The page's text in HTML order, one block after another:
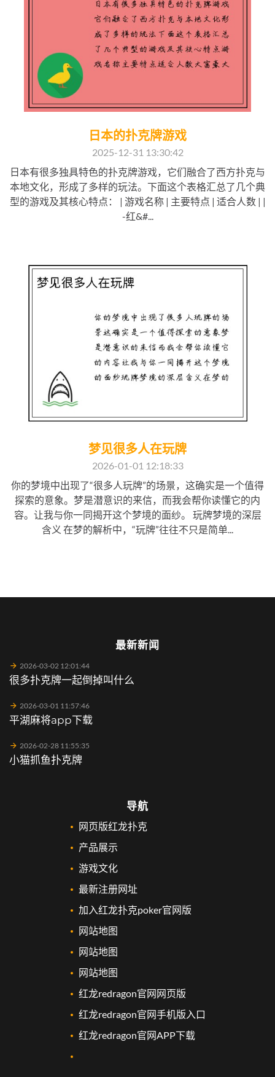
日本的扑克牌游戏
2025-12-31 13:30:42
日本有很多独具特色的扑克牌游戏，它们融合了西方扑克与
本地文化，形成了多样的玩法。下面这个表格汇总了几个典
型的游戏及其核心特点： | 游戏名称 | 主要特点 | 适合人数 | |
-红&#...
梦见很多人在玩牌
2026-01-01 12:18:33
你的梦境中出现了“很多人玩牌”的场景，这确实是一个值得
探索的意象。梦是潜意识的来信，而我会帮你读懂它的内
容。让我与你一同揭开这个梦境的面纱。 玩牌梦境的深层
含义 在梦的解析中，“玩牌”往往不只是简单...
最新新闻
2026-03-02 12:01:44
很多扑克牌一起倒掉叫什么
2026-03-01 11:57:46
平湖麻将app下载
2026-02-28 11:55:35
小猫抓鱼扑克牌
导航
网页版红龙扑克
产品展示
游戏文化
最新注册网址
加入红龙扑克poker官网版
网站地图
网站地图
网站地图
红龙redragon官网网页版
红龙redragon官网手机版入口
红龙redragon官网APP下载